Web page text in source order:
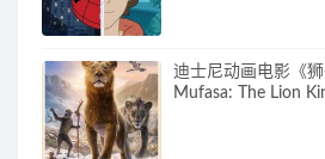
迪士尼动画电影《
Mufasa: The Lion